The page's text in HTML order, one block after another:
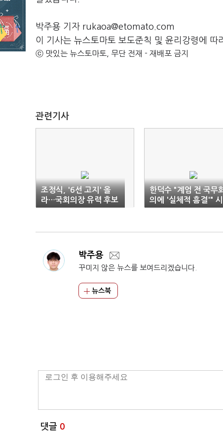
박주용 기자 rukaoa@etomato.com
이 기사는 뉴스토마토 보도준칙 및 윤리강령에 따
ⓒ 맛있는 뉴스토마토, 무단 전재 - 재배포 금지
관련기사
조정식, '6선 고지' 올
라…국회의장 유력 후보
한덕수 "계엄 전 국무
의에 '실체적 흠결'" 시
인
박주용
꾸미지 않은 뉴스를 보여드리겠습니다.
뉴스북
댓글 0